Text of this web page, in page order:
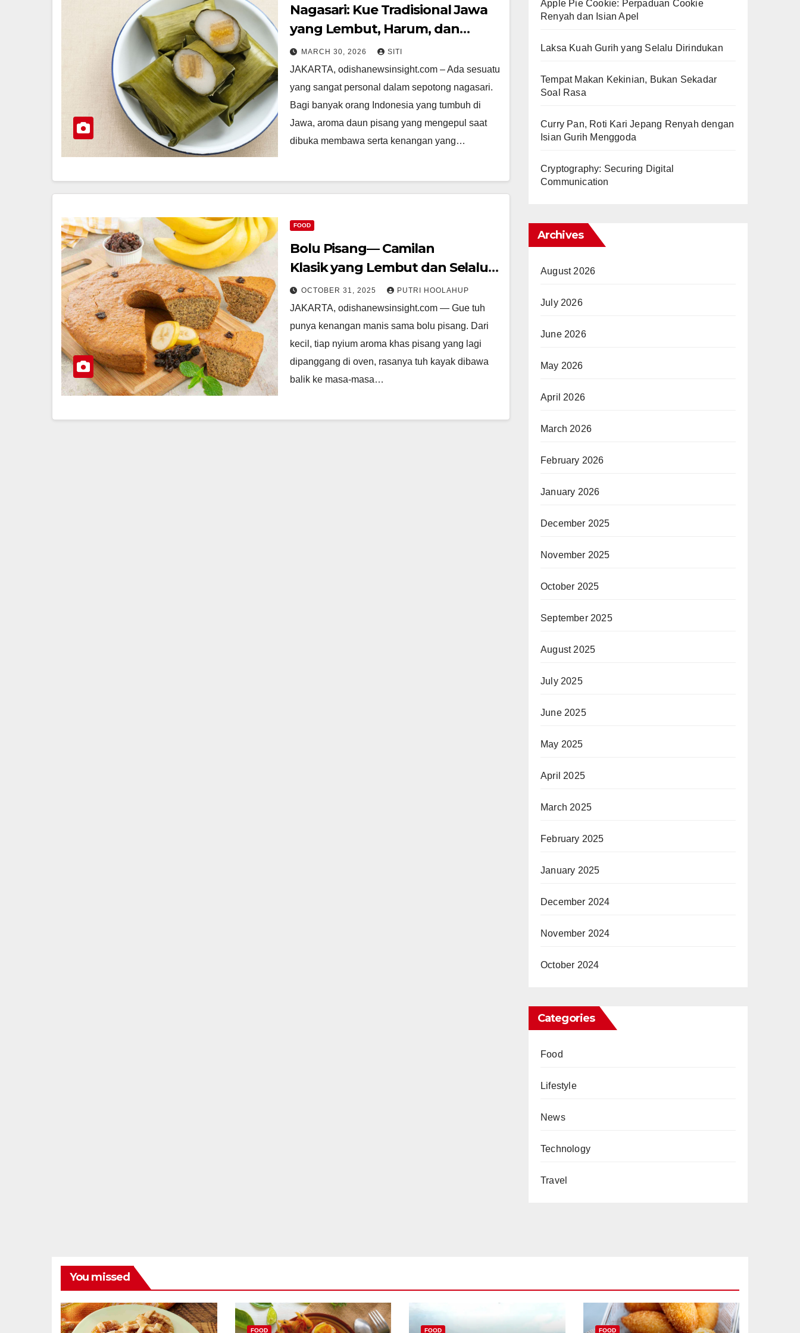
Nagasari: Kue Tradisional Jawa
yang Lembut, Harum, dan
Penuh Kenangan hokijitu
MARCH 30, 2026 SITI
JAKARTA, odishanewsinsight.com – Ada sesuatu
yang sangat personal dalam sepotong nagasari.
Bagi banyak orang Indonesia yang tumbuh di
Jawa, aroma daun pisang yang mengepul saat
dibuka membawa serta kenangan yang…
FOOD
Bolu Pisang— Camilan
Klasik yang Lembut dan Selalu
Bikin Nagih!
OCTOBER 31, 2025 PUTRI HOOLAHUP
JAKARTA, odishanewsinsight.com — Gue tuh
punya kenangan manis sama bolu pisang. Dari
kecil, tiap nyium aroma khas pisang yang lagi
dipanggang di oven, rasanya tuh kayak dibawa
balik ke masa-masa…
Apple Pie Cookie: Perpaduan Cookie
Renyah dan Isian Apel
Laksa Kuah Gurih yang Selalu Dirindukan
Tempat Makan Kekinian, Bukan Sekadar
Soal Rasa
Curry Pan, Roti Kari Jepang Renyah dengan
Isian Gurih Menggoda
Cryptography: Securing Digital
Communication
Archives
August 2026
July 2026
June 2026
May 2026
April 2026
March 2026
February 2026
January 2026
December 2025
November 2025
October 2025
September 2025
August 2025
July 2025
June 2025
May 2025
April 2025
March 2025
February 2025
January 2025
December 2024
November 2024
October 2024
Categories
Food
Lifestyle
News
Technology
Travel
You missed
FOOD FOOD FOOD